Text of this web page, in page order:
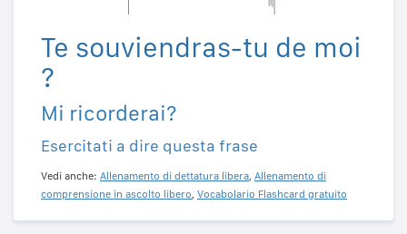
Te souviendras-tu de moi
?
Mi ricorderai?
Esercitati a dire questa frase
Vedi anche: Allenamento di dettatura libera, Allenamento di
comprensione in ascolto libero, Vocabolario Flashcard gratuito